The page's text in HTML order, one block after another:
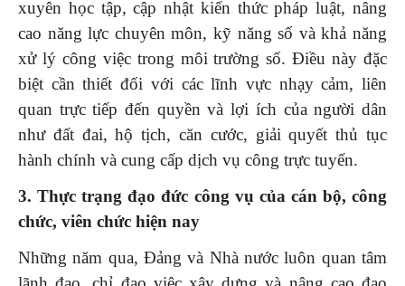
xuyên học tập, cập nhật kiến thức pháp luật, nâng
cao năng lực chuyên môn, kỹ năng số và khả năng
xử lý công việc trong môi trường số. Điều này đặc
biệt cần thiết đối với các lĩnh vực nhạy cảm, liên
quan trực tiếp đến quyền và lợi ích của người dân
như đất đai, hộ tịch, căn cước, giải quyết thủ tục
hành chính và cung cấp dịch vụ công trực tuyến.
3. Thực trạng đạo đức công vụ của cán bộ, công
chức, viên chức hiện nay
Những năm qua, Đảng và Nhà nước luôn quan tâm